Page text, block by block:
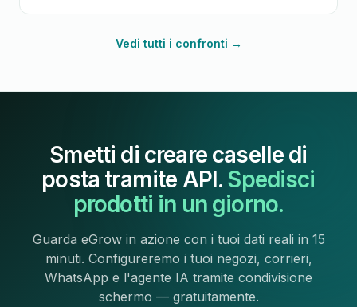
Vedi tutti i confronti →
Smetti di creare caselle di
posta tramite API. Spedisci
prodotti in un giorno.
Guarda eGrow in azione con i tuoi dati reali in 15
minuti. Configureremo i tuoi negozi, corrieri,
WhatsApp e l'agente IA tramite condivisione
schermo — gratuitamente.